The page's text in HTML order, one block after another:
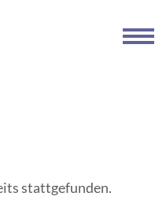
stattgefunden.